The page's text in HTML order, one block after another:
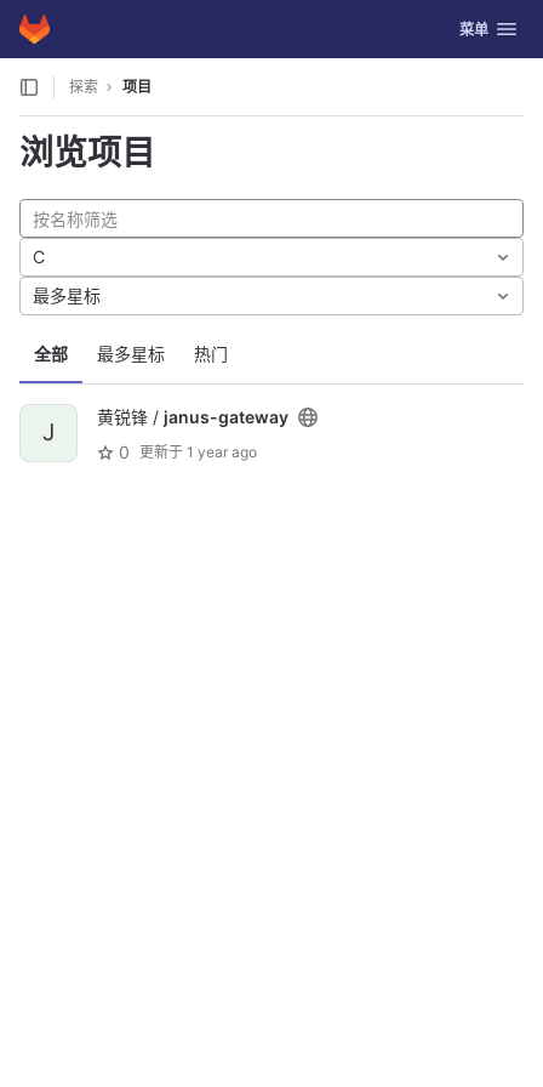
Skip to content
GitLab 切换导航
菜单
探索 项目
浏览项目
全部 最多星标 热门
C
最多星标
J
黄锐锋 / janus-gateway
0 更新于 1 year ago